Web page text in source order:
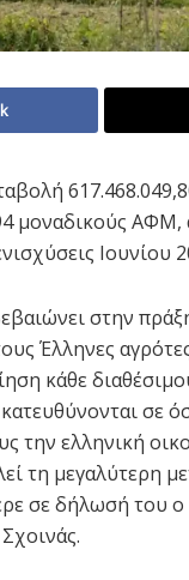
μοναδικούς
Ιουνίου
στην
Έλληνες
κάθε
σε
την ελληνική
τη μεγαλύτερη
σε δήλωσή του